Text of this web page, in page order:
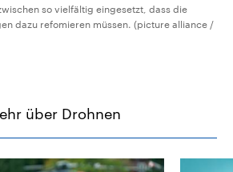
so vielfältig eingesetzt, dass die
dazu refomieren müssen. (picture alliance /
über Drohnen